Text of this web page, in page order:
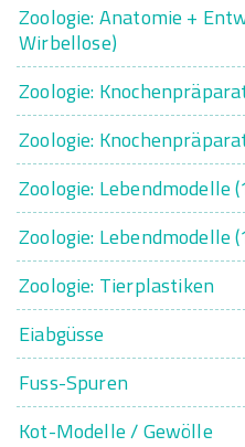
Zoologie: Anatomie +
Wirbellose)
Zoologie:
Zoologie:
Zoologie: Lebendmodelle
Zoologie: Lebendmodelle
Zoologie: Tierplastiken
Eiabgüsse
Fuss-Spuren
Kot-Modelle / Gewölle